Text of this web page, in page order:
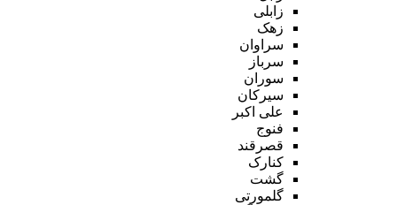
زابلی
زهک
سراوان
سرباز
سوران
سیرکان
علی اکبر
فنوج
قصرقند
کنارک
گشت
گلمورتی